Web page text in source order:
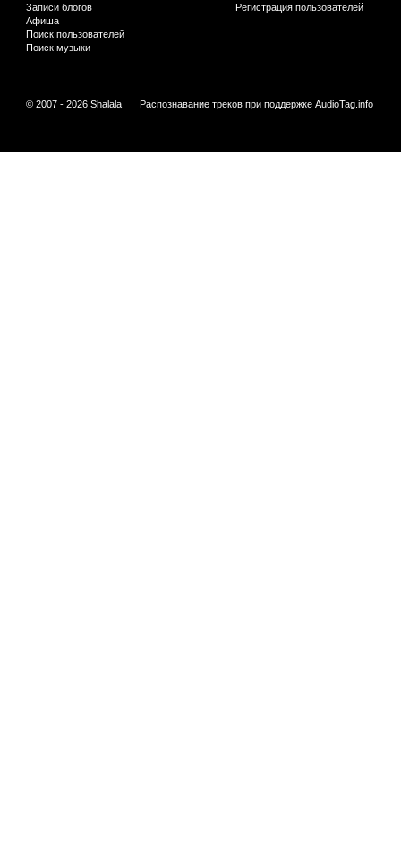
Записи блогов
Афиша
Поиск пользователей
Поиск музыки
Регистрация пользователей
© 2007 - 2026 Shalala Распознавание треков при поддержке AudioTag.info